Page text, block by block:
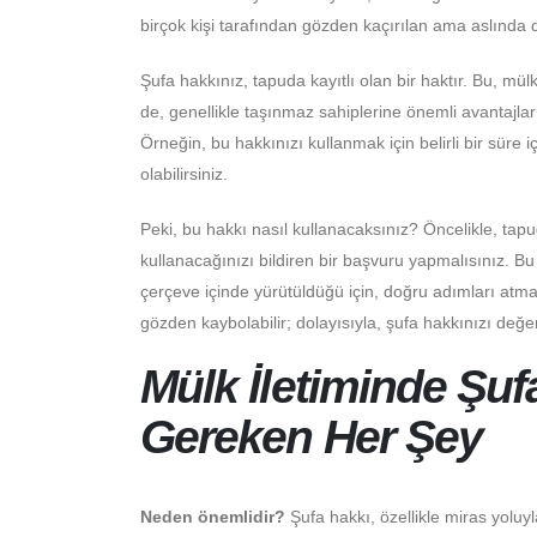
birçok kişi tarafından gözden kaçırılan ama
Şufa hakkınız, tapuda kayıtlı olan bir haktır. Bu,
de, genellikle taşınmaz sahiplerine önemli
Örneğin, bu hakkınızı kullanmak için belirli bir süre
olabilirsiniz.
Peki, bu hakkı nasıl kullanacaksınız? Öncelikle,
kullanacağınızı bildiren bir başvuru yapmalısınız.
çerçeve içinde yürütüldüğü için, doğru adımları
gözden kaybolabilir; dolayısıyla, şufa hakkınızı
Mülk İletiminde
Gereken Her Şey
Neden önemlidir? Şufa hakkı, özellikle miras